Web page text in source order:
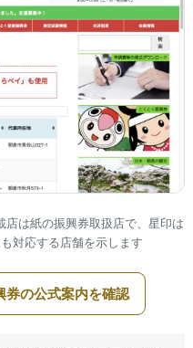
は紙の振興券取扱店で、星印は
対応する店舗を示します
券の公式案内を確認